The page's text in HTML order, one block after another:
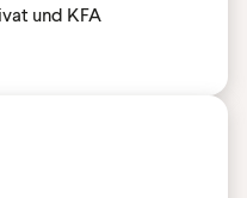
und KFA